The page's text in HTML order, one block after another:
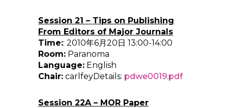
Session 21 – Tips on Publishing
From Editors of Major Journals
Time:: 2010年6月20日 13:00-14:00
Room: Paranoma
Language: English
Chair: carlfeyDetails: pdwe0019.pdf
Session 22A – MOR Paper